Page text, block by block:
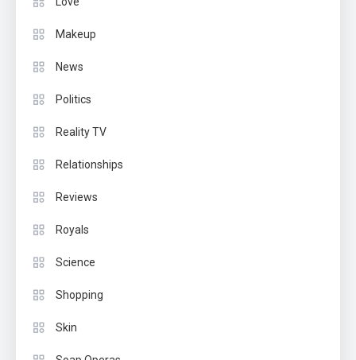
Makeup
News
Politics
Reality TV
Relationships
Reviews
Royals
Science
Shopping
Skin